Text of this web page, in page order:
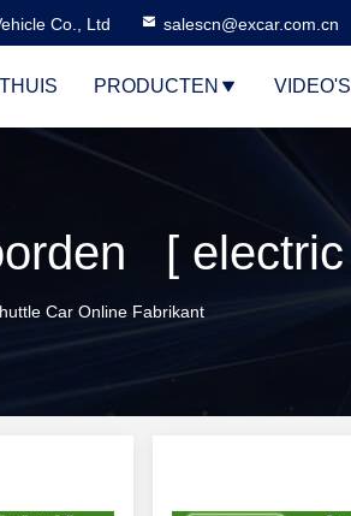
Co., Ltd salescn@excar.com.cn
THUIS PRODUCTEN VIDEO'S
Car Online Fabrikant